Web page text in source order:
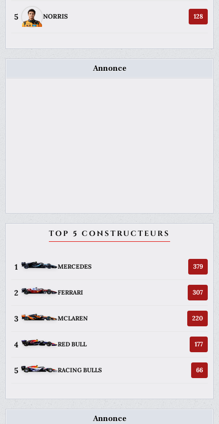
5 NORRIS 128
Annonce
TOP 5 CONSTRUCTEURS
1 MERCEDES 379
2 FERRARI 307
3 MCLAREN 220
4 RED BULL 177
5 RACING BULLS 66
Annonce